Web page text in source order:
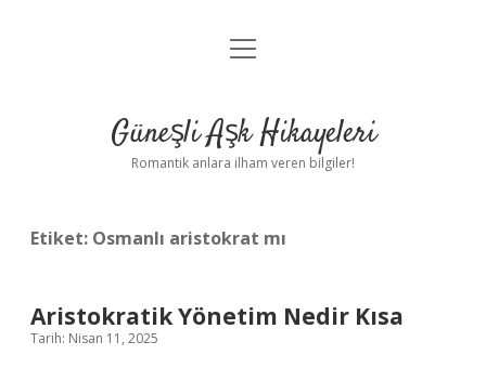
Anasayfa
Yasal Uyarı
menüyü
Güneşli Aşk Hikayeleri
Romantik anlara ilham veren bilgiler!
Etiket: Osmanlı aristokrat mı
Aristokratik Yönetim Nedir Kısa
Tarih: Nisan 11, 2025